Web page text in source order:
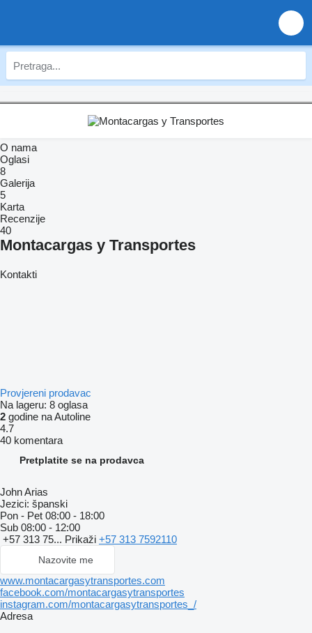
O nama
Oglasi
8
Galerija
5
Karta
Recenzije
40
Montacargas y Transportes
Kontakti
Provjereni prodavac
Na lageru: 8 oglasa
2 godine na Autoline
4.7
40 komentara
Pretplatite se na prodavca
John Arias
Jezici: španski
Pon - Pet 08:00 - 18:00
Sub 08:00 - 12:00
+57 313 75... Prikaži +57 313 7592110
Nazovite me
www.montacargasytransportes.com
facebook.com/montacargasytransportes
instagram.com/montacargasytransportes_/
Adresa